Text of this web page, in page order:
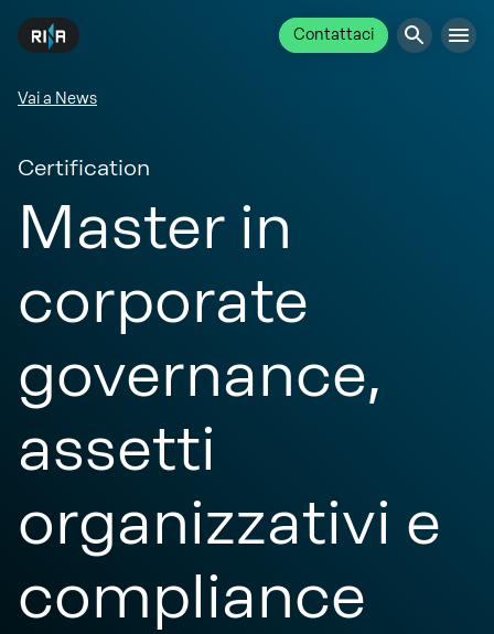
Contattaci
Vai a News
Certification
Master in
corporate
governance,
assetti
organizzativi e
compliance